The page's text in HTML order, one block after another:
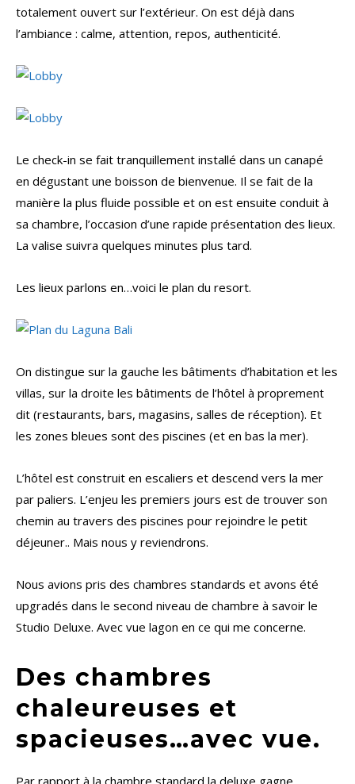
totalement ouvert sur l’extérieur. On est déjà dans
l’ambiance : calme, attention, repos, authenticité.
Le check-in se fait tranquillement installé dans un canapé
en dégustant une boisson de bienvenue. Il se fait de la
manière la plus fluide possible et on est ensuite conduit à
sa chambre, l’occasion d’une rapide présentation des lieux.
La valise suivra quelques minutes plus tard.
Les lieux parlons en…voici le plan du resort.
On distingue sur la gauche les bâtiments d’habitation et les
villas, sur la droite les bâtiments de l’hôtel à proprement
dit (restaurants, bars, magasins, salles de réception). Et
les zones bleues sont des piscines (et en bas la mer).
L’hôtel est construit en escaliers et descend vers la mer
par paliers. L’enjeu les premiers jours est de trouver son
chemin au travers des piscines pour rejoindre le petit
déjeuner.. Mais nous y reviendrons.
Nous avions pris des chambres standards et avons été
upgradés dans le second niveau de chambre à savoir le
Studio Deluxe. Avec vue lagon en ce qui me concerne.
Des chambres
chaleureuses et
spacieuses…avec vue.